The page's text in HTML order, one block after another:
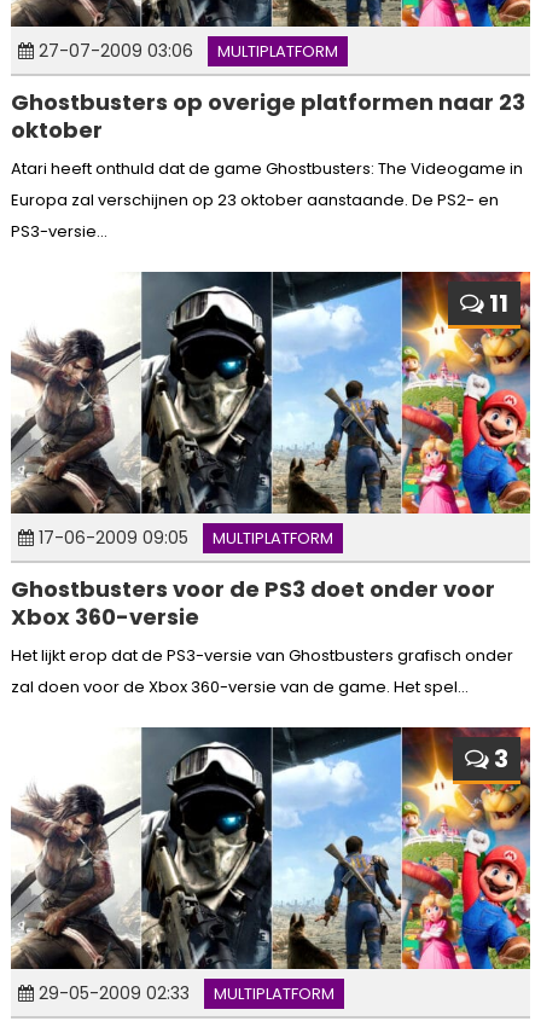
27-07-2009 03:06 MULTIPLATFORM
Ghostbusters op overige platformen naar 23
oktober
Atari heeft onthuld dat de game Ghostbusters: The Videogame in
Europa zal verschijnen op 23 oktober aanstaande. De PS2- en
PS3-versie...
11
17-06-2009 09:05 MULTIPLATFORM
Ghostbusters voor de PS3 doet onder voor
Xbox 360-versie
Het lijkt erop dat de PS3-versie van Ghostbusters grafisch onder
zal doen voor de Xbox 360-versie van de game. Het spel...
3
29-05-2009 02:33 MULTIPLATFORM